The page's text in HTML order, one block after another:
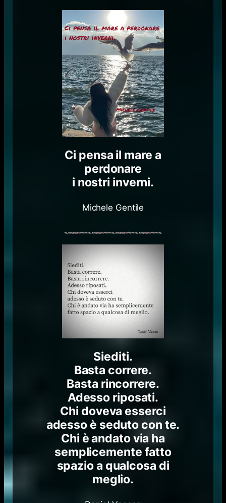
Ci pensa il mare a
perdonare
i nostri inverni.
Michele Gentile
Siediti.
Basta correre.
Basta rincorrere.
Adesso riposati.
Chi doveva esserci
adesso è seduto con te.
Chi è andato via ha
semplicemente fatto
spazio a qualcosa di
meglio.